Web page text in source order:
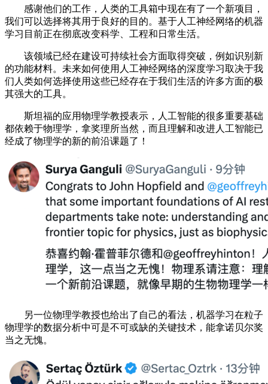
感谢他们的工作，人类的工具箱中现在有了一个新项目，
我们可以选择将其用于良好的目的。基于人工神经网络的机器
学习目前正在彻底改变科学、工程和日常生活。
该领域已经在建设可持续社会方面取得突破，例如识别新
的功能材料。未来如何使用人工神经网络的深度学习取决于我
们人类如何选择使用这些已经存在于我们生活的许多方面的极
其强大的工具。
斯坦福的应用物理学教授表示，人工智能的很多重要基础
都依赖于物理学，拿奖理所当然，而且理解和改进人工智能已
经成了物理学的新的前沿课题了！
另一位物理学教授也给出了自己的看法，机器学习在粒子
物理学的数据分析中可是不可或缺的关键技术，能拿诺贝尔奖
当之无愧。